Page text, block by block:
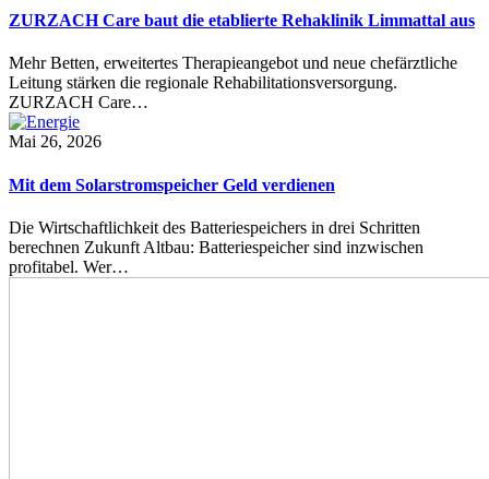
ZURZACH Care baut die etablierte Rehaklinik Limmattal aus
Mehr Betten, erweitertes Therapieangebot und neue chefärztliche
Leitung stärken die regionale Rehabilitationsversorgung.
ZURZACH Care…
Mai 26, 2026
Mit dem Solarstromspeicher Geld verdienen
Die Wirtschaftlichkeit des Batteriespeichers in drei Schritten
berechnen Zukunft Altbau: Batteriespeicher sind inzwischen
profitabel. Wer…